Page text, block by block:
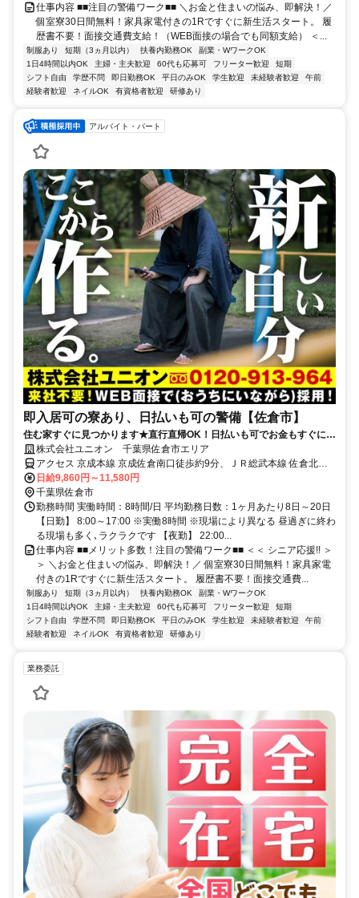
仕事内容 ■■注目の警備ワーク■■ ＼お金と住まいの悩み、即解決！／
個室寮30日間無料！家具家電付きの1Rですぐに新生活スタート。 履
歴書不要！面接交通費支給！（WEB面接の場合でも同額支給） ＜...
制服あり 短期（3ヵ月以内） 扶養内勤務OK
副業・WワークOK
1日4時間以内OK
主婦・主夫歓迎 60代も応募可 フリーター歓迎
短期
シフト自由
学歴不問 即日勤務OK 平日のみOK 学生歓迎 未経験者歓迎
午前
経験者歓迎
ネイルOK 有資格者歓迎 研修あり
アルバイト・パート
即入居可の寮あり、日払いも可の警備【佐倉市】
住む家すぐに見つかります★直行直帰OK！日払いも可でお金もすぐに手
に入る！
株式会社ユニオン 千葉県佐倉市エリア
アクセス 京成本線 京成佐倉南口徒歩約9分、ＪＲ総武本線 佐倉北口
徒歩約22分、ＪＲ総武本線 佐倉北口徒歩約22分 千葉県佐倉市エリア
（井野駅、大佐倉駅、京成臼井駅、京成佐倉駅、公園駅、佐倉駅、志
津駅、女子大駅等）
日給9,860円～11,580円
千葉県佐倉市
勤務時間 実働時間：8時間/日 平均勤務日数：1ヶ月あたり8日～20日
【日勤】 8:00～17:00 ※実働8時間 ※現場により異なる 昼過ぎに終わ
る現場も多く､ラクラクです 【夜勤】 22:00...
仕事内容 ■■メリット多数！注目の警備ワーク■■ ＜＜ シニア応援!! ＞
＞ ＼お金と住まいの悩み、即解決！／ 個室寮30日間無料！家具家電
付きの1Rですぐに新生活スタート。 履歴書不要！面接交通費...
制服あり 短期（3ヵ月以内） 扶養内勤務OK
副業・WワークOK
1日4時間以内OK
主婦・主夫歓迎 60代も応募可 フリーター歓迎
短期
シフト自由
学歴不問 即日勤務OK 平日のみOK 学生歓迎 未経験者歓迎
午前
経験者歓迎
ネイルOK 有資格者歓迎 研修あり
業務委託